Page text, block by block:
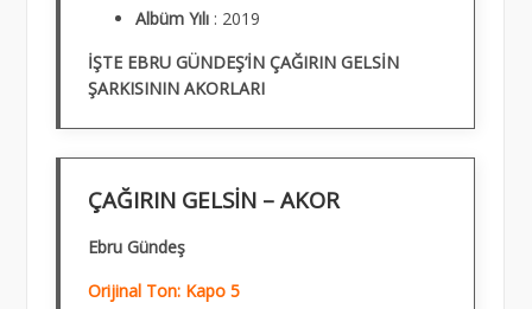
Albüm Yılı : 2019
İŞTE EBRU GÜNDEŞ’İN ÇAĞIRIN GELSİN
ŞARKISININ AKORLARI
ÇAĞIRIN GELSİN – AKOR
Ebru Gündeş
Orijinal Ton: Kapo 5